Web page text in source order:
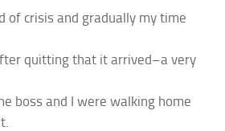
of crisis and gradually my time
quitting that it arrived–a very
boss and I were walking home